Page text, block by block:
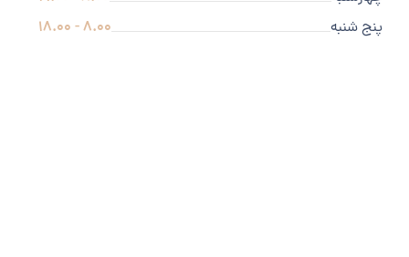
پنج شنبه
8.00 - 18.00